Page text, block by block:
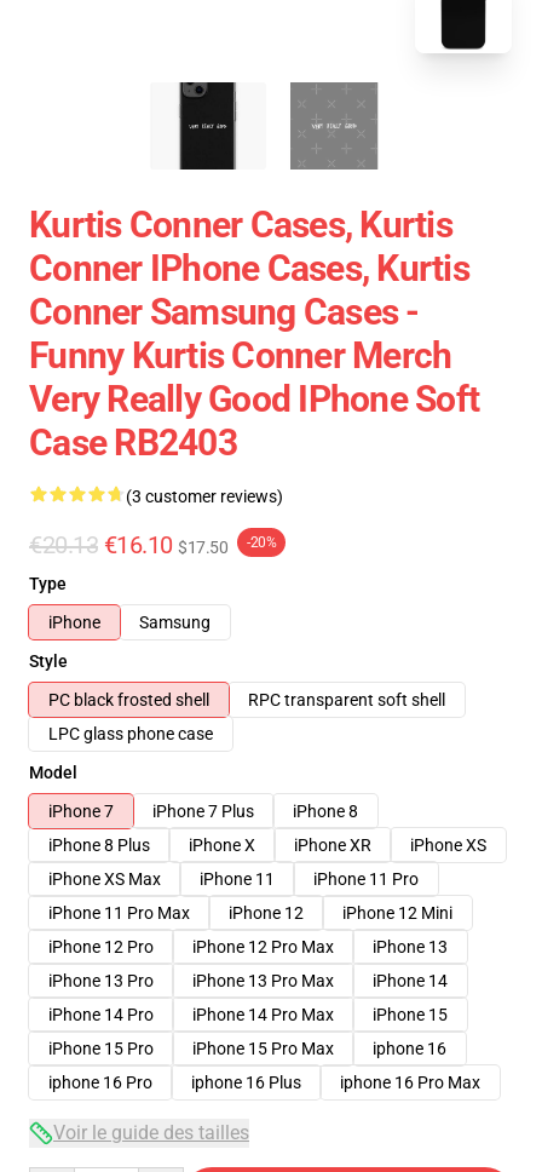
Kurtis Conner Cases, Kurtis
Conner IPhone Cases, Kurtis
Conner Samsung Cases -
Funny Kurtis Conner Merch
Very Really Good IPhone Soft
Case RB2403
(3 customer reviews)
€20.13 €16.10 $17.50 -20%
Type
iPhone
Samsung
Style
PC black frosted shell
RPC transparent soft shell
LPC glass phone case
Model
iPhone 7
iPhone 7 Plus
iPhone 8
iPhone 8 Plus
iPhone X iPhone XR
iPhone XS
iPhone XS Max
iPhone 11
iPhone 11 Pro
iPhone 11 Pro Max
iPhone 12
iPhone 12 Mini
iPhone 12 Pro
iPhone 12 Pro Max
iPhone 13
iPhone 13 Pro
iPhone 13 Pro Max
iPhone 14
iPhone 14 Pro
iPhone 14 Pro Max
iPhone 15
iPhone 15 Pro
iPhone 15 Pro Max
iphone 16
iphone 16 Pro
iphone 16 Plus iphone 16 Pro Max
Voir le guide des tailles